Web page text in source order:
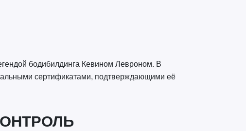
бодибилдинга Кевином Левроном. В
сертификатами, подтверждающими её